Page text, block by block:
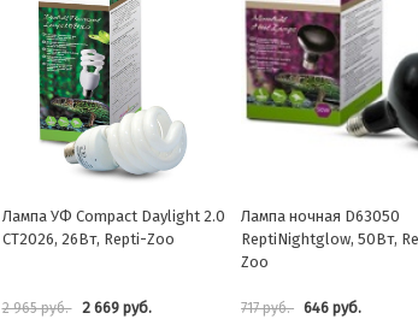
Лампа ночная D63050
ReptiNightglow, 50Вт, Repti-
717 руб. 646 руб.
Лампа ночная, 100Вт,
Zoo Friendly
992 руб. 893 руб.